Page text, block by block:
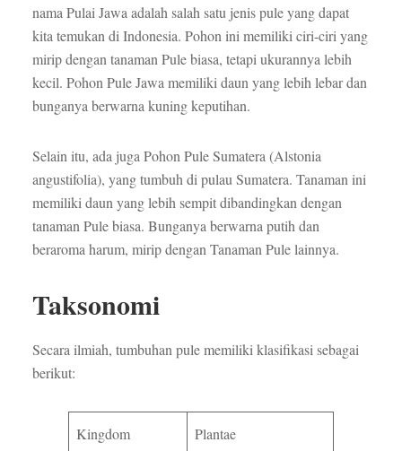
nama Pulai Jawa adalah salah satu jenis pule yang dapat
kita temukan di Indonesia. Pohon ini memiliki ciri-ciri yang
mirip dengan tanaman Pule biasa, tetapi ukurannya lebih
kecil. Pohon Pule Jawa memiliki daun yang lebih lebar dan
bunganya berwarna kuning keputihan.
Selain itu, ada juga Pohon Pule Sumatera (Alstonia
angustifolia), yang tumbuh di pulau Sumatera. Tanaman ini
memiliki daun yang lebih sempit dibandingkan dengan
tanaman Pule biasa. Bunganya berwarna putih dan
beraroma harum, mirip dengan Tanaman Pule lainnya.
Taksonomi
Secara ilmiah, tumbuhan pule memiliki klasifikasi sebagai
berikut:
Kingdom Plantae